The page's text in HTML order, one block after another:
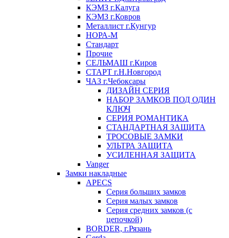
КЭМЗ г.Калуга
КЭМЗ г.Ковров
Металлист г.Кунгур
НОРА-М
Стандарт
Прочие
СЕЛЬМАШ г.Киров
СТАРТ г.Н.Новгород
ЧАЗ г.Чебоксары
ДИЗАЙН СЕРИЯ
НАБОР ЗАМКОВ ПОД ОДИН
КЛЮЧ
СЕРИЯ РОМАНТИКА
СТАНДАРТНАЯ ЗАЩИТА
ТРОСОВЫЕ ЗАМКИ
УЛЬТРА ЗАЩИТА
УСИЛЕННАЯ ЗАЩИТА
Vanger
Замки накладные
APECS
Серия больших замков
Серия малых замков
Серия средних замков (с
цепочкой)
BORDER, г.Рязань